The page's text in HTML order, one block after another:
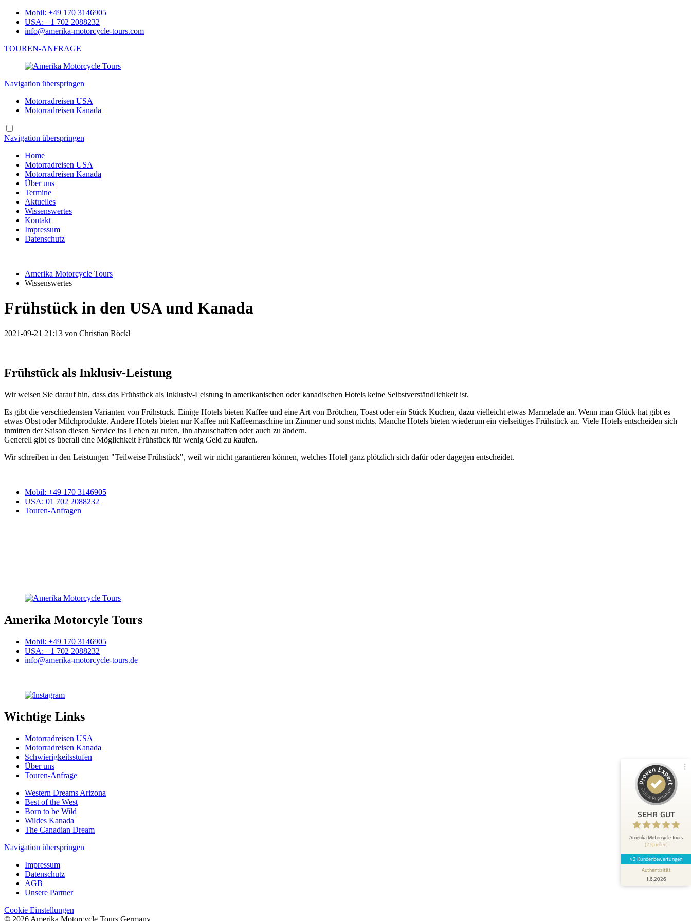
Mobil: +49 170 3146905
USA: +1 702 2088232
info@amerika-motorcycle-tours.com
TOUREN-ANFRAGE
Navigation überspringen
Motorradreisen USA
Motorradreisen Kanada
Navigation überspringen
Home
Motorradreisen USA
Motorradreisen Kanada
Über uns
Termine
Aktuelles
Wissenswertes
Kontakt
Impressum
Datenschutz
Amerika Motorcycle Tours
Wissenswertes
Frühstück in den USA und Kanada
2021-09-21 21:13 von Christian Röckl
Frühstück als Inklusiv-Leistung
Wir weisen Sie darauf hin, dass das Frühstück als Inklusiv-Leistung in amerikanischen oder kanadischen Hotels keine Selbstverständlichkeit ist.
Es gibt die verschiedensten Varianten von Frühstück. Einige Hotels bieten Kaffee und eine Art von Brötchen, Toast oder ein Stück Kuchen, dazu vielleicht etwas Marmelade an. Wenn man Glück hat gibt es
etwas Obst oder Milchprodukte. Andere Hotels bieten nur Kaffee mit Kaffeemaschine im Zimmer und sonst nichts. Manche Hotels bieten wiederum ein vielseitiges Frühstück an. Viele Hotels entscheiden sich
inmitten der Saison diesen Service ins Leben zu rufen, ihn abzuschaffen oder auch zu ändern.
Generell gibt es überall eine Möglichkeit Frühstück für wenig Geld zu kaufen.
Wir schreiben in den Leistungen "Teilweise Frühstück", weil wir nicht garantieren können, welches Hotel ganz plötzlich sich dafür oder dagegen entscheidet.​
Mobil: +49 170 3146905
USA: 01 702 2088232
Touren-Anfragen
Amerika Motorcyle Tours
Mobil: +49 170 3146905
USA: +1 702 2088232
info@amerika-motorcycle-tours.de
Wichtige Links
Motorradreisen USA
Motorradreisen Kanada
Schwierigkeitsstufen
Über uns
Touren-Anfrage
Western Dreams Arizona
Best of the West
Born to be Wild
Wildes Kanada
The Canadian Dream
Navigation überspringen
Impressum
Datenschutz
AGB
Unsere Partner
Cookie Einstellungen
SEHR GUT
Amerika Motorcycle Tours
(2 Quellen)
42 Kundenbewertungen
Authentizität
1.6.2026
Blick aufs ProvenExpert-Profil werfen
Anonym
Born to be wild tour 100 Jahre Route 66, Mai
2026, was soll man sagen ?? DANKE, dass
wir das mit euch (Kari...